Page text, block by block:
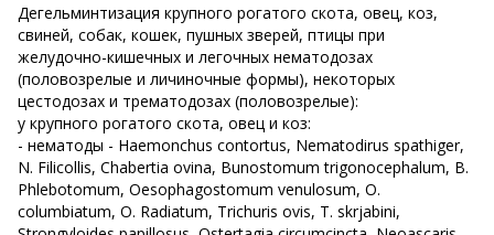
Дегельминтизация крупного рогатого скота, овец, коз,
свиней, собак, кошек, пушных зверей, птицы при
желудочно-кишечных и легочных нематодозах
(половозрелые и личиночные формы), некоторых
цестодозах и трематодозах (половозрелые):
у крупного рогатого скота, овец и коз:
- нематоды - Haemonchus contortus, Nematodirus spathiger,
N. Filicollis, Chabertia ovinа, Bunostomum trigonocephalum, B.
Phlebotomum, Oesophagostomum venulosum, O.
columbiatum, O. Radiatum, Trichuris ovis, T. skrjabini,